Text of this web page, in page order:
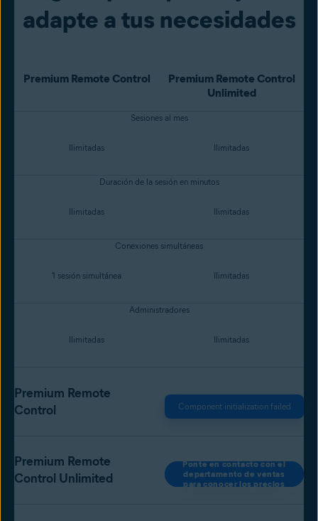
adapte a tus necesidades
Premium Remote Control
Premium Remote Control
Unlimited
Sesiones al mes
Ilimitadas Ilimitadas
Duración de la sesión en minutos
Ilimitadas Ilimitadas
Conexiones simultáneas
1 sesión simultánea Ilimitadas
Administradores
Ilimitadas Ilimitadas
Premium Remote
Control
Component initialization failed
Premium Remote
Control Unlimited
Ponte en contacto con el
departamento de ventas
para conocer los precios